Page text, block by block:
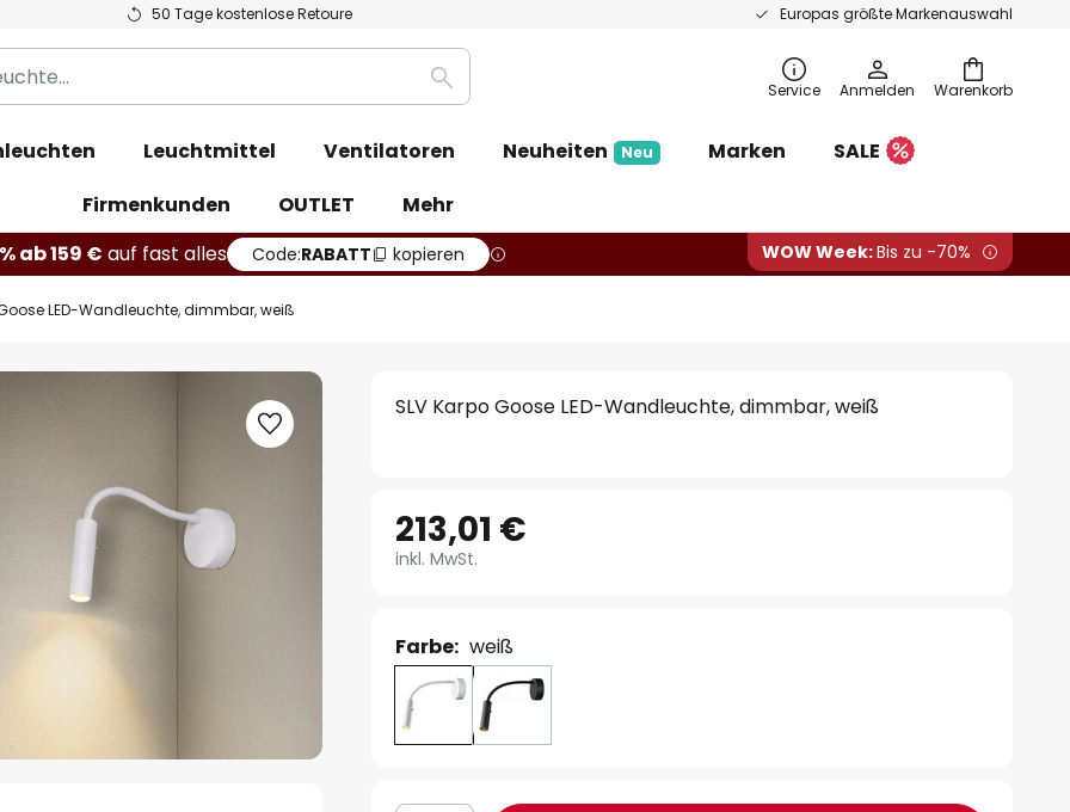
50 Tage kostenlose Retoure Europas größte Markenauswahl
Warenkorb
Suche Service Anmelden
Leuchtmittel Ventilatoren Neuheiten Neu Marken
SALE
Firmenkunden
OUTLET
Mehr
ab 159 € auf fast alles Code:RABATT kopieren WOW Week:Bis zu -70%
LED-Wandleuchte, dimmbar, weiß
SLV Karpo Goose LED-Wandleuchte, dimmbar, weiß
213,01 €
inkl. MwSt.
Farbe: weiß